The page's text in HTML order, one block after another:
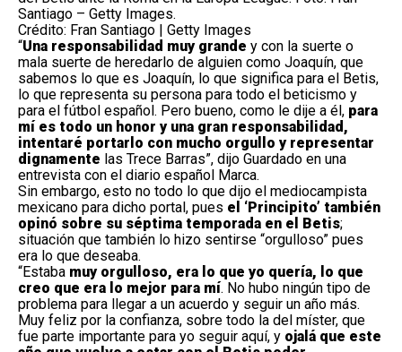
Santiago – Getty Images.
Crédito: Fran Santiago | Getty Images
“Una responsabilidad muy grande y con la suerte o
mala suerte de heredarlo de alguien como Joaquín, que
sabemos lo que es Joaquín, lo que significa para el Betis,
lo que representa su persona para todo el beticismo y
para el fútbol español. Pero bueno, como le dije a él, para
mí es todo un honor y una gran responsabilidad,
intentaré portarlo con mucho orgullo y representar
dignamente las Trece Barras”, dijo Guardado en una
entrevista con el diario español Marca.
Sin embargo, esto no todo lo que dijo el mediocampista
mexicano para dicho portal, pues el ‘Principito’ también
opinó sobre su séptima temporada en el Betis;
situación que también lo hizo sentirse “orgulloso” pues
era lo que deseaba.
“Estaba muy orgulloso, era lo que yo quería, lo que
creo que era lo mejor para mí. No hubo ningún tipo de
problema para llegar a un acuerdo y seguir un año más.
Muy feliz por la confianza, sobre todo la del míster, que
fue parte importante para yo seguir aquí, y ojalá que este